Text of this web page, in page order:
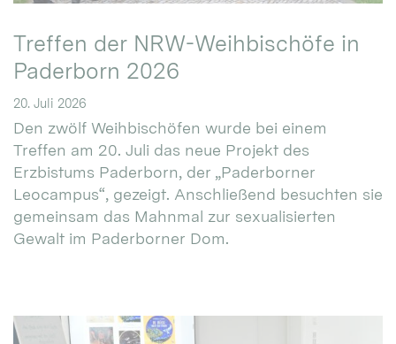
Treffen der NRW-Weihbischöfe in
Paderborn 2026
20. Juli 2026
Den zwölf Weihbischöfen wurde bei einem
Treffen am 20. Juli das neue Projekt des
Erzbistums Paderborn, der „Paderborner
Leocampus“, gezeigt. Anschließend besuchten sie
gemeinsam das Mahnmal zur sexualisierten
Gewalt im Paderborner Dom.